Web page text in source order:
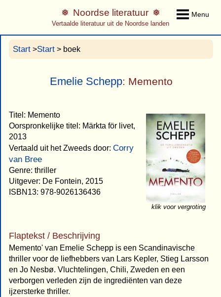
Menu
Noordse literatuur
Vertaalde literatuur uit de Noordse landen
Start >Start > boek
Emelie Schepp: Memento
klik voor vergroting
Titel: Memento
Oorspronkelijke titel: Märkta för livet,
2013
Vertaald uit het Zweeds door: Corry
van Bree
Genre: thriller
Uitgever: De Fontein, 2015
ISBN13: 978-9026136436
Flaptekst / Beschrijving
Memento' van Emelie Schepp is een Scandinavische
thriller voor de liefhebbers van Lars Kepler, Stieg Larsson
en Jo Nesbø. Vluchtelingen, Chili, Zweden en een
verborgen verleden zijn de ingrediënten van deze
ijzersterke thriller.